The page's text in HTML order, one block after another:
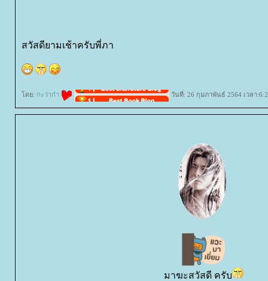
สวัสดียามเช้าครับพี่ภา
ดย: กะว่าก๋า วันที่: 26 กุมภาพันธ์ 2564 เวลา
มาฆะสวัสดี ครับ